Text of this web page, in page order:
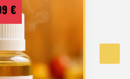
:
€ Le
prix
actuel
est :